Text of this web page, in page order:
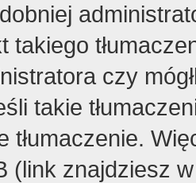
takiego
czy
takie
tłumaczenie.
(link znajdziesz